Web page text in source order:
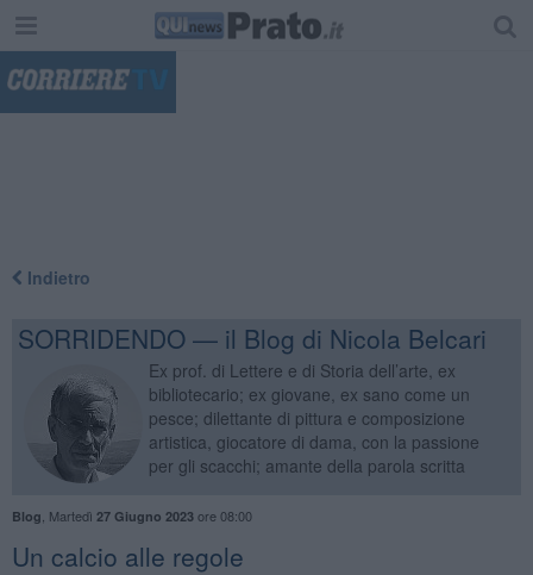
Indietro
SORRIDENDO — il Blog di Nicola Belcari
Ex prof. di Lettere e di Storia dell’arte, ex
bibliotecario; ex giovane, ex sano come un
pesce; dilettante di pittura e composizione
artistica, giocatore di dama, con la passione
per gli scacchi; amante della parola scritta
Blog Martedì 27 Giugno 2023ore 08:00
Un calcio alle regole